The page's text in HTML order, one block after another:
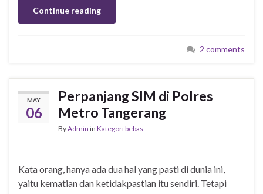
Continue reading
2 comments
MAY
06
Perpanjang SIM di Polres
Metro Tangerang
ByAdmin in Kategori bebas
Kata orang, hanya ada dua hal yang pasti di dunia ini,
yaitu kematian dan ketidakpastian itu sendiri. Tetapi